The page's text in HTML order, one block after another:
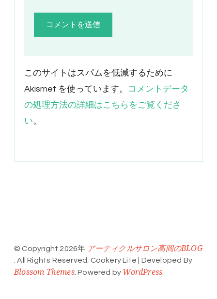
このサイトはスパムを低減するために
Akismet を使っています。
コメントデータ
の処理方法の詳細はこちらをご覧くださ
い。
© Copyright 2026年 アーティクルサロン高岡のBLOG
. All Rights Reserved. Cookery Lite | Developed By
Blossom Themes. Powered by WordPress